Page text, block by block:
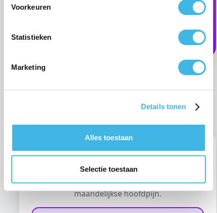
Voorkeuren
Statistieken
Marketing
Details tonen
Alles toestaan
Selectie toestaan
Begrijp de hormonale oorzaken achter uw
maandelijkse hoofdpijn.